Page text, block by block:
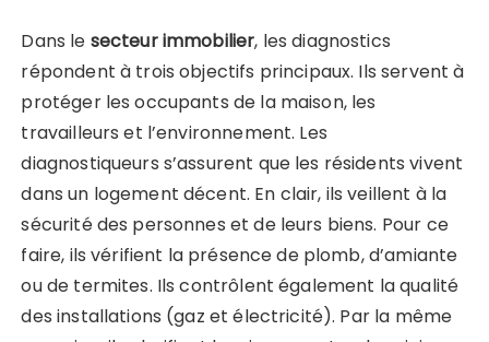
Dans le secteur immobilier, les diagnostics
répondent à trois objectifs principaux. Ils servent à
protéger les occupants de la maison, les
travailleurs et l’environnement. Les
diagnostiqueurs s’assurent que les résidents vivent
dans un logement décent. En clair, ils veillent à la
sécurité des personnes et de leurs biens. Pour ce
faire, ils vérifient la présence de plomb, d’amiante
ou de termites. Ils contrôlent également la qualité
des installations (gaz et électricité). Par la même